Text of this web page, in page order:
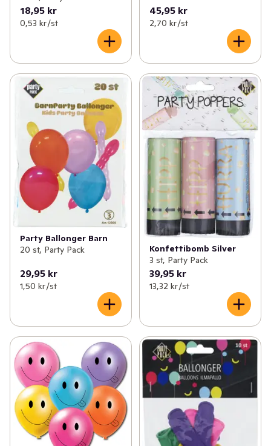
18,95 kr
0,53 kr /st
45,95 kr
2,70 kr /st
Party Ballonger Barn
20 st, Party Pack
29,95 kr
1,50 kr /st
Konfettibomb Silver
3 st, Party Pack
39,95 kr
13,32 kr /st